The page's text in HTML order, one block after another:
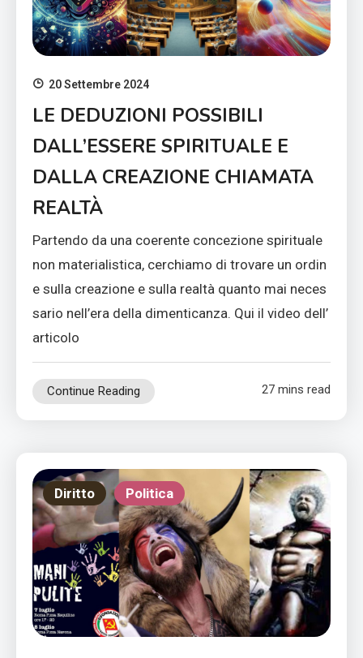
20 Settembre 2024
LE DEDUZIONI POSSIBILI
DALL’ESSERE SPIRITUALE E
DALLA CREAZIONE CHIAMATA
REALTÀ
Partendo da una coerente concezione spirituale
non materialistica, cerchiamo di trovare un ordin
e sulla creazione e sulla realtà quanto mai neces
sario nell’era della dimenticanza. Qui il video dell’
articolo
Continue Reading 27 mins read
Diritto Politica